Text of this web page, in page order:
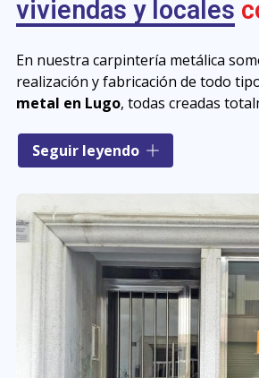
viviendas y locales
En nuestra carpintería metálica
realización y fabricación de todo
metal en Lugo, todas creadas
Disponemos de una amplia variedad
que combinamos diferentes
cabopuertas para locales
particulares.
Seguir leyendo